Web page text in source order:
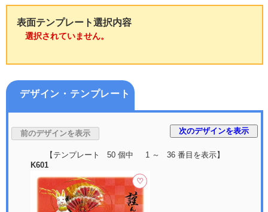
表面テンプレート選択内容
選択されていません。
デザイン・テンプレート
【テンプレート 50 個中 1 ～ 36 番目を表示】
K601
♡